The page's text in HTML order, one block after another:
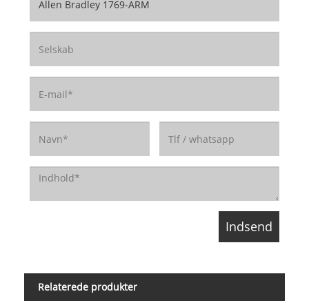
Relaterede produkter